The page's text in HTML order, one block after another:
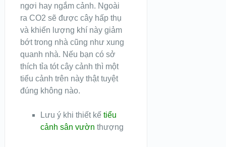
ngơi hay ngắm cảnh. Ngoài
ra CO2 sẽ được cây hấp thụ
và khiến lượng khí này giảm
bớt trong nhà cũng như xung
quanh nhà. Nếu bạn có sở
thích tỉa tót cây cảnh thì một
tiểu cảnh trên này thật tuyệt
đúng không nào.
Lưu ý khi thiết kế tiểu
cảnh sân vườn thượng